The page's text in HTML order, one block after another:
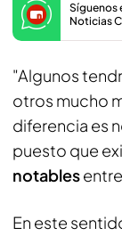
Síguenos
Noticias
"Algunos
otros mucho
diferencia es
puesto que
notables
En este